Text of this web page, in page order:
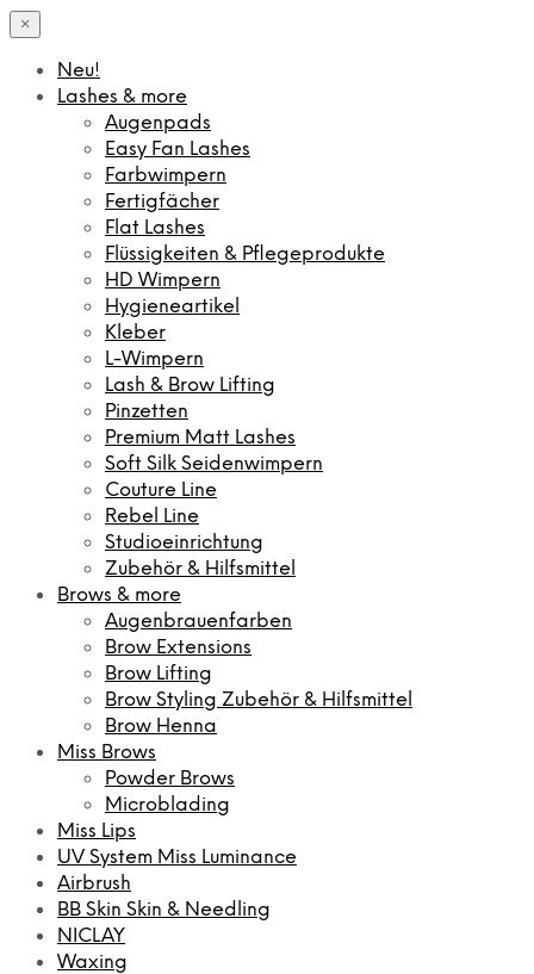
×
Neu!
Lashes & more
Augenpads
Easy Fan Lashes
Farbwimpern
Fertigfächer
Flat Lashes
Flüssigkeiten & Pflegeprodukte
HD Wimpern
Hygieneartikel
Kleber
L-Wimpern
Lash & Brow Lifting
Pinzetten
Premium Matt Lashes
Soft Silk Seidenwimpern
Couture Line
Rebel Line
Studioeinrichtung
Zubehör & Hilfsmittel
Brows & more
Augenbrauenfarben
Brow Extensions
Brow Lifting
Brow Styling Zubehör & Hilfsmittel
Brow Henna
Miss Brows
Powder Brows
Microblading
Miss Lips
UV System Miss Luminance
Airbrush
BB Skin Skin & Needling
NICLAY
Waxing